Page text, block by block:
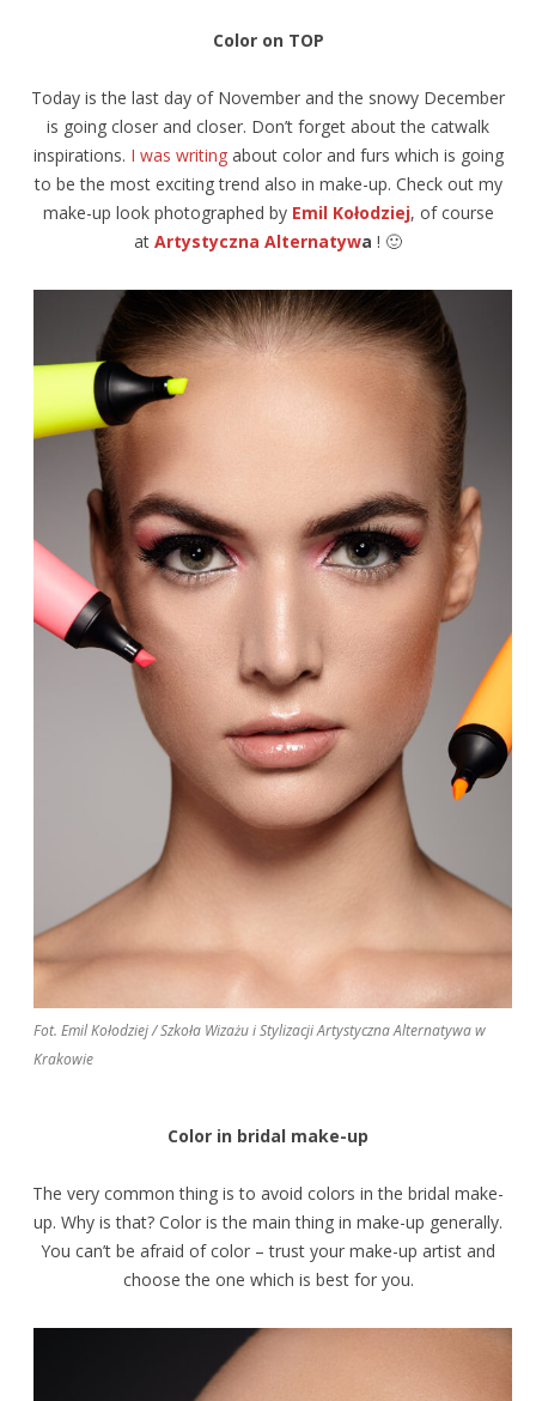
Color on TOP
Today is the last day of November and the snowy December
is going closer and closer. Don’t forget about the catwalk
inspirations. I was writingabout color and furs which is going
to be the most exciting trend also in make-up. Check out my
make-up look photographed by Emil Kołodziej, of course
at Artystyczna Alternatywa ! 🙂
Fot. Emil Kołodziej / Szkoła Wizażu i Stylizacji Artystyczna Alternatywa w
Krakowie
Color in bridal make-up
The very common thing is to avoid colors in the bridal make-
up. Why is that? Color is the main thing in make-up generally.
You can’t be afraid of color – trust your make-up artist and
choose the one which is best for you.